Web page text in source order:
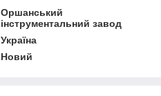
Оршанський
інструментальний завод
Україна
Новий